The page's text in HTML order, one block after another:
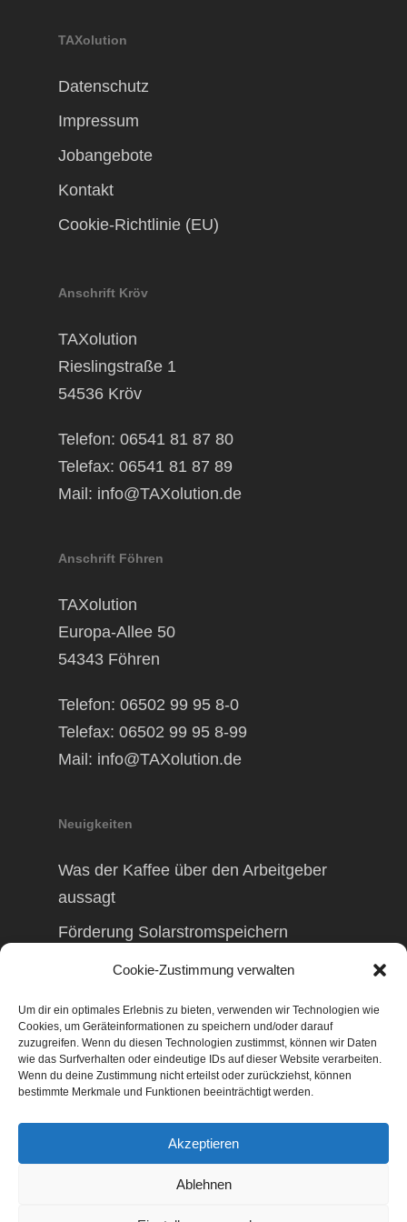
Cookie-Zustimmung verwalten
Um dir ein optimales Erlebnis zu bieten, verwenden wir Technologien wie
Cookies, um Geräteinformationen zu speichern und/oder darauf
zuzugreifen. Wenn du diesen Technologien zustimmst, können wir Daten
wie das Surfverhalten oder eindeutige IDs auf dieser Website verarbeiten.
Wenn du deine Zustimmung nicht erteilst oder zurückziehst, können
bestimmte Merkmale und Funktionen beeinträchtigt werden.
Akzeptieren
Ablehnen
TAXolution
Datenschutz
Impressum
Jobangebote
Kontakt
Cookie-Richtlinie (EU)
Anschrift Kröv
TAXolution
Rieslingstraße 1
54536 Kröv
Telefon: 06541 81 87 80
Telefax: 06541 81 87 89
Mail: info@TAXolution.de
Anschrift Föhren
TAXolution
Europa-Allee 50
54343 Föhren
Telefon: 06502 99 95 8-0
Telefax: 06502 99 95 8-99
Mail: info@TAXolution.de
Neuigkeiten
Was der Kaffee über den Arbeitgeber
aussagt
Förderung Solarstromspeichern
Förderung Balkonkraftwerk
© 2026 TAXolution – Beratung,
Lohnabrechnungen, Erfassung lfd.
Lohnabrechnung, Betriebswirtschaftliche
Beratung, Finanzierungsberatung,
Gestaltungsberatung,
Existenzgründungsberatung, Marketing,